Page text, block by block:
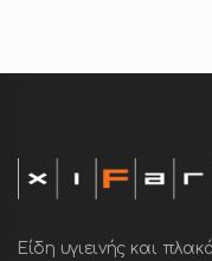
Είδη υγιεινής και